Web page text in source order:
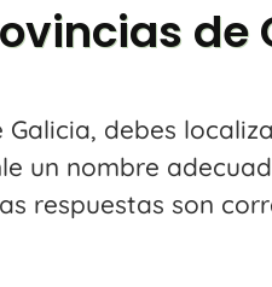
de
debes
un nombre
respuestas son